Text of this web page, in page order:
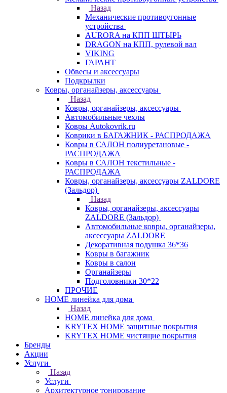
Назад
Механические противоугонные
устройства
AURORA на КПП ШТЫРЬ
DRAGON на КПП, рулевой вал
VIKING
ГАРАНТ
Обвесы и аксессуары
Подкрылки
Ковры, органайзеры, аксессуары
Назад
Ковры, органайзеры, аксессуары
Автомобильные чехлы
Ковры Autokovrik.ru
Коврики в БАГАЖНИК - РАСПРОДАЖА
Ковры в САЛОН полиуретановые -
РАСПРОДАЖА
Ковры в САЛОН текстильные -
РАСПРОДАЖА
Ковры, органайзеры, аксессуары ZALDORE
(Зальдор)
Назад
Ковры, органайзеры, аксессуары
ZALDORE (Зальдор)
Автомобильные ковры, органайзеры,
аксессуары ZALDORE
Декоративная подушка 36*36
Ковры в багажник
Ковры в салон
Органайзеры
Подголовники 30*22
ПРОЧИЕ
HOME линейка для дома
Назад
HOME линейка для дома
KRYTEX HOME защитные покрытия
KRYTEX HOME чистящие покрытия
Бренды
Акции
Услуги
Назад
Услуги
Архитектурное тонирование